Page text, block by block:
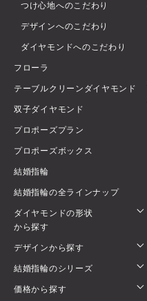
つけ心地へのこだわり
デザインへのこだわり
ダイヤモンドへのこだわり
フローラ
テーブルクリーンダイヤモンド
双子ダイヤモンド
プロポーズプラン
プロポーズボックス
結婚指輪
結婚指輪の全ラインナップ
ダイヤモンドの形状
から探す
デザインから探す
結婚指輪のシリーズ
価格から探す